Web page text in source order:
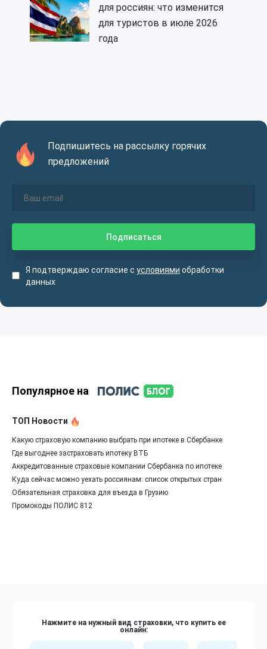
для россиян: что изменится
для туристов в июле 2026
года
Подпишитесь на рассылку горячих
предложений
Я подтверждаю согласие с условиями обработки
данных
Популярное на
ТОП Новости
Какую страховую компанию выбрать при ипотеке в Сбербанке
Где выгоднее застраховать ипотеку ВТБ
Аккредитованные страховые компании Сбербанка по ипотеке
Куда сейчас можно уехать россиянам: список открытых стран
Обязательная страховка для въезда в Грузию
Промокоды ПОЛИС 812
Нажмите на нужный вид страховки, что купить ее
онлайн: